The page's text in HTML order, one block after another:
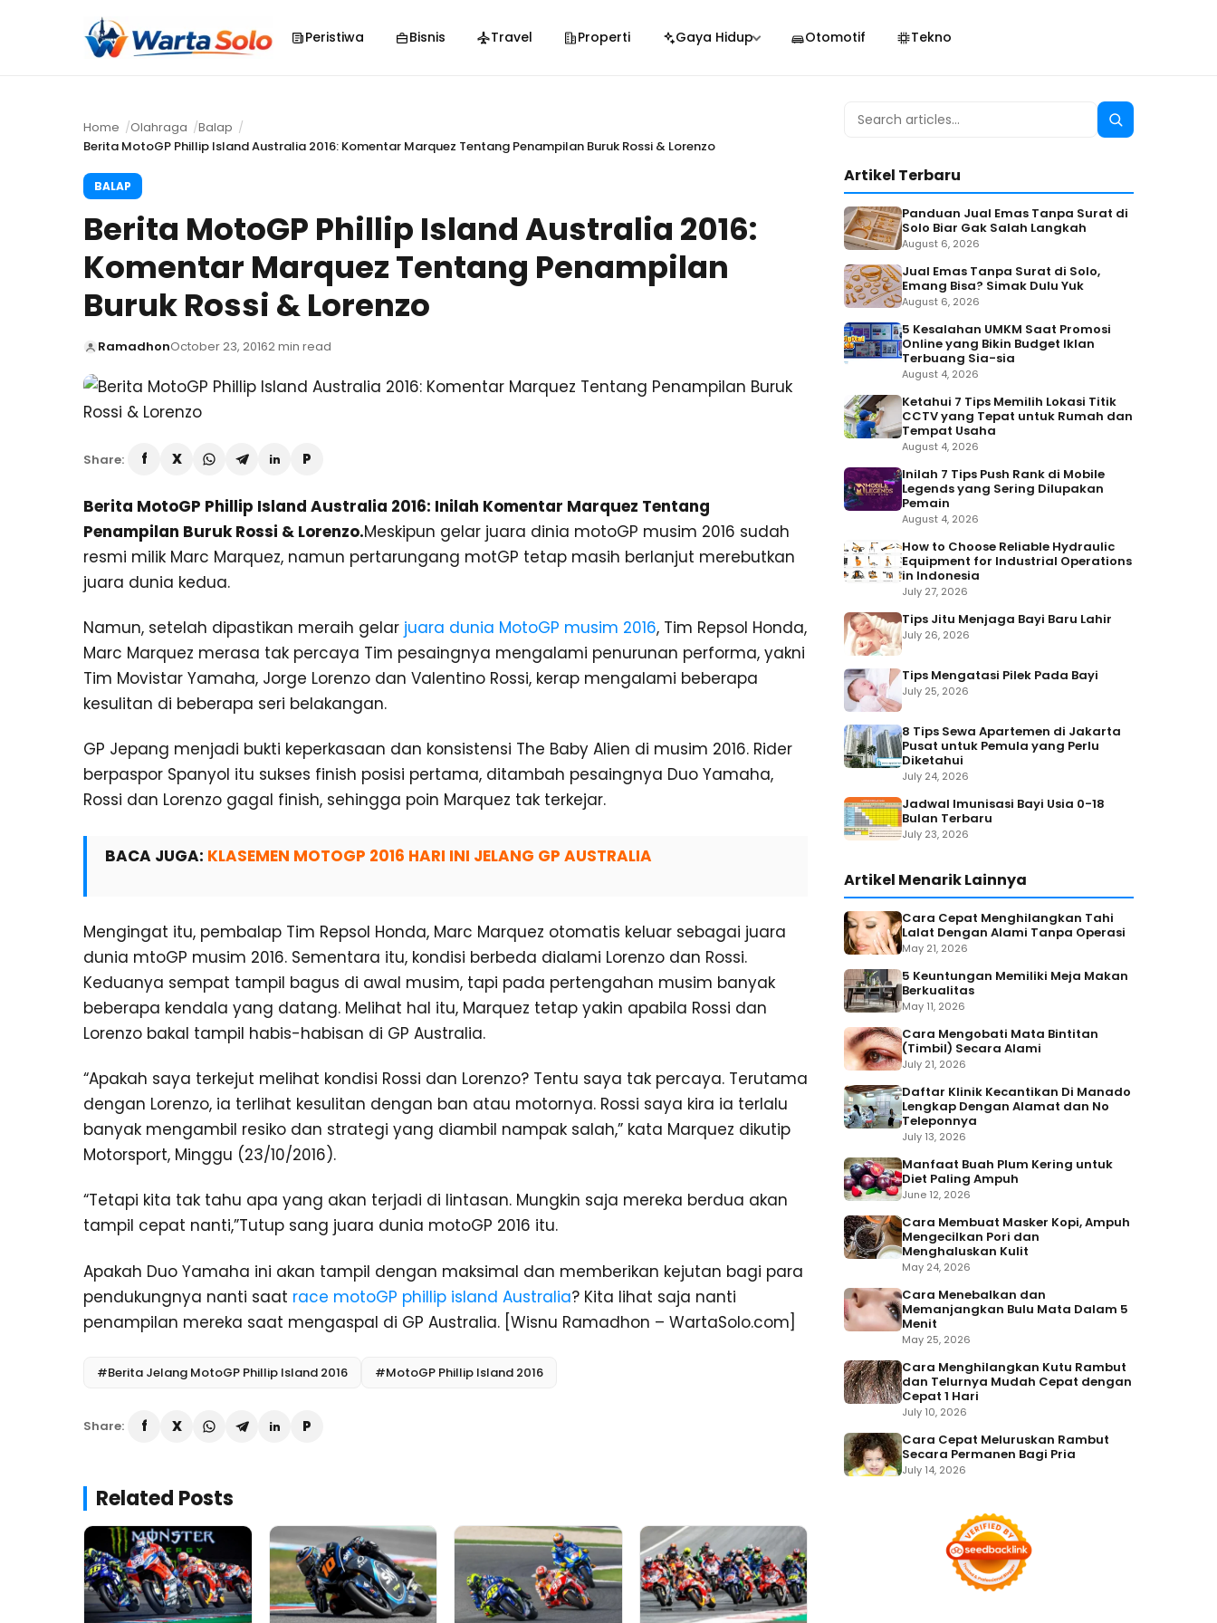
Peristiwa Bisnis Travel Properti Gaya Hidup Otomotif Tekno
Home Olahraga
Balap
Berita MotoGP Phillip Island Australia 2016: Komentar Marquez Tentang Penampilan Buruk Rossi & Lorenzo
BALAP
Berita MotoGP Phillip Island Australia 2016:
Komentar Marquez Tentang Penampilan
Buruk Rossi & Lorenzo
RamadhonOctober 23, 20162 min read
Share:
Berita MotoGP Phillip Island Australia 2016: Inilah Komentar Marquez Tentang
Penampilan Buruk Rossi & Lorenzo.Meskipun gelar juara dinia motoGP musim 2016 sudah
resmi milik Marc Marquez, namun pertarungang motGP tetap masih berlanjut merebutkan
juara dunia kedua.
Namun, setelah dipastikan meraih gelar juara dunia MotoGP musim 2016, Tim Repsol Honda,
Marc Marquez merasa tak percaya Tim pesaingnya mengalami penurunan performa, yakni
Tim Movistar Yamaha, Jorge Lorenzo dan Valentino Rossi, kerap mengalami beberapa
kesulitan di beberapa seri belakangan.
GP Jepang menjadi bukti keperkasaan dan konsistensi The Baby Alien di musim 2016. Rider
berpaspor Spanyol itu sukses finish posisi pertama, ditambah pesaingnya Duo Yamaha,
Rossi dan Lorenzo gagal finish, sehingga poin Marquez tak terkejar.
BACA JUGA: KLASEMEN MOTOGP 2016 HARI INI JELANG GP AUSTRALIA
Mengingat itu, pembalap Tim Repsol Honda, Marc Marquez otomatis keluar sebagai juara
dunia mtoGP musim 2016. Sementara itu, kondisi berbeda dialami Lorenzo dan Rossi.
Keduanya sempat tampil bagus di awal musim, tapi pada pertengahan musim banyak
beberapa kendala yang datang. Melihat hal itu, Marquez tetap yakin apabila Rossi dan
Lorenzo bakal tampil habis-habisan di GP Australia.
“Apakah saya terkejut melihat kondisi Rossi dan Lorenzo? Tentu saya tak percaya. Terutama
dengan Lorenzo, ia terlihat kesulitan dengan ban atau motornya. Rossi saya kira ia terlalu
banyak mengambil resiko dan strategi yang diambil nampak salah,” kata Marquez dikutip
Motorsport, Minggu (23/10/2016).
“Tetapi kita tak tahu apa yang akan terjadi di lintasan. Mungkin saja mereka berdua akan
tampil cepat nanti,”Tutup sang juara dunia motoGP 2016 itu.
Apakah Duo Yamaha ini akan tampil dengan maksimal dan memberikan kejutan bagi para
pendukungnya nanti saat race motoGP phillip island Australia? Kita lihat saja nanti
penampilan mereka saat mengaspal di GP Australia. [Wisnu Ramadhon – WartaSolo.com]
#Berita Jelang MotoGP Phillip Island 2016 #MotoGP Phillip Island 2016
Share:
Related Posts
Search
Search
Artikel Terbaru
Panduan Jual Emas Tanpa Surat di
Solo Biar Gak Salah Langkah
August 6, 2026
Jual Emas Tanpa Surat di Solo,
Emang Bisa? Simak Dulu Yuk
August 6, 2026
5 Kesalahan UMKM Saat Promosi
Online yang Bikin Budget Iklan
Terbuang Sia-sia
August 4, 2026
Ketahui 7 Tips Memilih Lokasi Titik
CCTV yang Tepat untuk Rumah dan
Tempat Usaha
August 4, 2026
Inilah 7 Tips Push Rank di Mobile
Legends yang Sering Dilupakan
Pemain
August 4, 2026
How to Choose Reliable Hydraulic
Equipment for Industrial Operations
in Indonesia
July 27, 2026
Tips Jitu Menjaga Bayi Baru Lahir
July 26, 2026
Tips Mengatasi Pilek Pada Bayi
July 25, 2026
8 Tips Sewa Apartemen di Jakarta
Pusat untuk Pemula yang Perlu
Diketahui
July 24, 2026
Jadwal Imunisasi Bayi Usia 0-18
Bulan Terbaru
July 23, 2026
Artikel Menarik Lainnya
Cara Cepat Menghilangkan Tahi
Lalat Dengan Alami Tanpa Operasi
May 21, 2026
5 Keuntungan Memiliki Meja Makan
Berkualitas
May 11, 2026
Cara Mengobati Mata Bintitan
(Timbil) Secara Alami
July 21, 2026
Daftar Klinik Kecantikan Di Manado
Lengkap Dengan Alamat dan No
Teleponnya
July 13, 2026
Manfaat Buah Plum Kering untuk
Diet Paling Ampuh
June 12, 2026
Cara Membuat Masker Kopi, Ampuh
Mengecilkan Pori dan
Menghaluskan Kulit
May 24, 2026
Cara Menebalkan dan
Memanjangkan Bulu Mata Dalam 5
Menit
May 25, 2026
Cara Menghilangkan Kutu Rambut
dan Telurnya Mudah Cepat dengan
Cepat 1 Hari
July 10, 2026
Cara Cepat Meluruskan Rambut
Secara Permanen Bagi Pria
July 14, 2026